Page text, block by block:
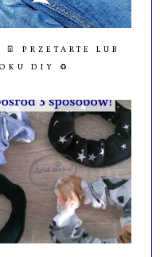
PRZETARTE LUB
DIY ♻️